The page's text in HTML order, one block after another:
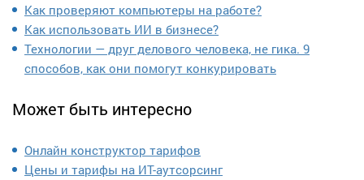
Как проверяют компьютеры на работе?
Как использовать ИИ в бизнесе?
Технологии — друг делового человека, не гика. 9
способов, как они помогут конкурировать
Может быть интересно
Онлайн конструктор тарифов
Цены и тарифы на ИТ-аутсорсинг